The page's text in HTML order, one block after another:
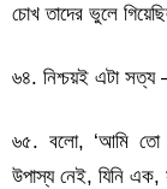
চোখ তাদের ভুলে
৬৪. নিশ্চয়ই এটা সত্য –
৬৫. বলো, ‘আমি তো
উপাস্য নেই, যিনি এক,